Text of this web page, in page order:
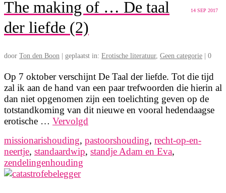
14 SEP 2017
The making of … De taal
der liefde (2)
door Ton den Boon geplaatst in: Erotische literatuur, Geen categorie 0
Op 7 oktober verschijnt De Taal der liefde. Tot die tijd
zal ik aan de hand van een paar trefwoorden die hierin al
dan niet opgenomen zijn een toelichting geven op de
totstandkoming van dit nieuwe en vooral hedendaagse
erotische … Vervolgd
missionarishouding, pastoorshouding, recht-op-en-
neertje, standaardwip, standje Adam en Eva,
zendelingenhouding